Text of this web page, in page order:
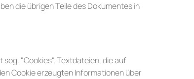
die übrigen Teile des Dokumentes in
"Cookies", Textdateien, die auf
Cookie erzeugten Informationen über